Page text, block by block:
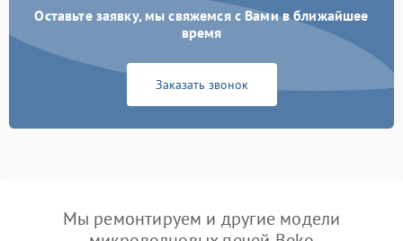
Оставьте заявку, мы свяжемся с Вами в ближайшее
время
Заказать звонок
Мы ремонтируем и другие модели